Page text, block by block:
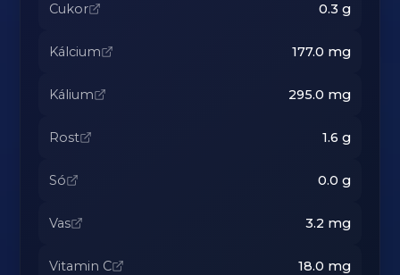
Cukor 0.3 g
Kálcium 177.0 mg
Kálium 295.0 mg
Rost 1.6 g
Só 0.0 g
Vas 3.2 mg
Vitamin C 18.0 mg